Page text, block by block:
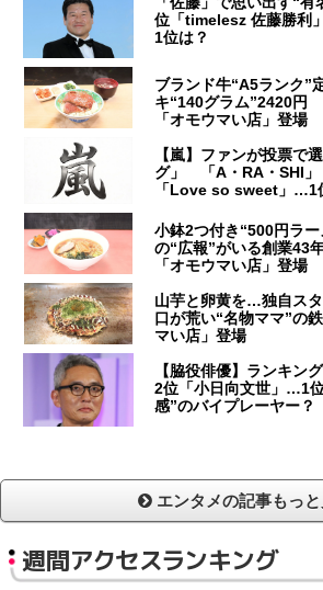
位「timelesz 佐藤勝利
1位は？
ブランド牛“A5ランク”
キ“140グラム”2420円
「オモウマい店」登場
【嵐】ファンが投票で
グ」 「A・RA・SHI」
「Love so sweet」…1
小鉢2つ付き“500円ラ
の“広報”がいる創業43
「オモウマい店」登場
山芋と卵黄を…独自ス
口が荒い“名物ママ”の
マい店」登場
【脇役俳優】ランキン
2位「小日向文世」…1
感”のバイプレーヤー？
エンタメの記事もっと
週間アクセスランキング